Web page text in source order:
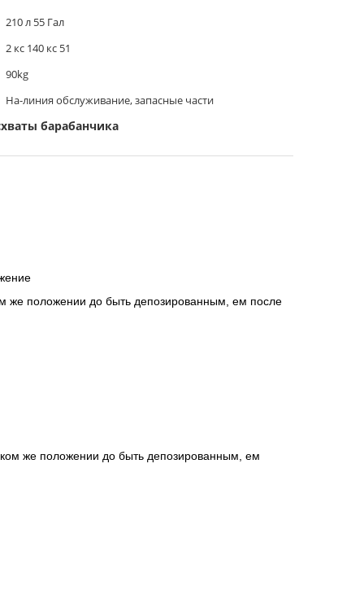
210 л 55 Гал
2 кс 140 кс 51
90kg
На-линия обслуживание, запасные части
барабанчика
же положении до быть депозированным, ем после
же положении до быть депозированным, ем